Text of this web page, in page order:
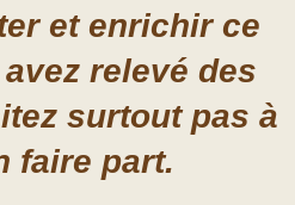
et enrichir ce
relevé des
surtout pas à
faire part.